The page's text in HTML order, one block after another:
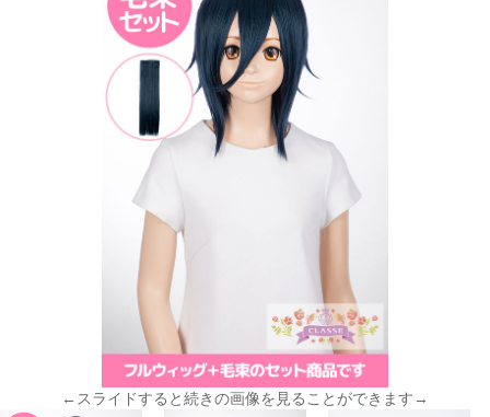
←スライドすると続きの画像を見ることができます→